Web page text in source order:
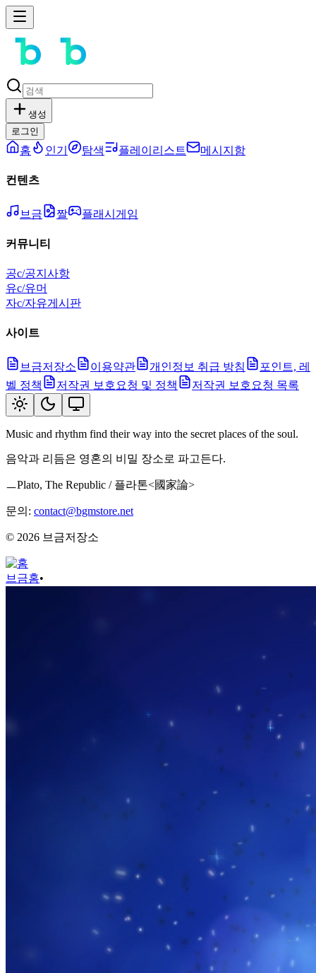
생성
로그인
홈 인기 탐색 플레이리스트 메시지함
컨텐츠
브금 짤 플래시게임
커뮤니티
공c/공지사항
유c/유머
자c/자유게시판
사이트
브금저장소 이용약관 개인정보 취급 방침
포인트, 레
벨 정책
저작권 보호요청 및 정책 저작권 보호요청 목록
Music and rhythm find their way into the secret places of the soul.
음악과 리듬은 영혼의 비밀 장소로 파고든다.
ㅡPlato, The Republic / 플라톤<國家論>
문의: contact@bgmstore.net
© 2026 브금저장소
브금홈•